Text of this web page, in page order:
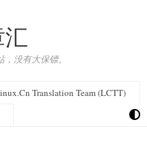
没有大保镖。
Translation Team (LCTT)